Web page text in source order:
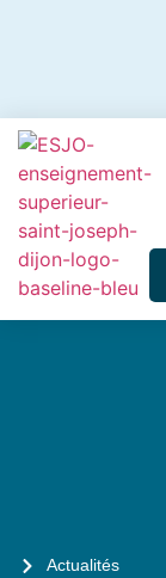
Actualités